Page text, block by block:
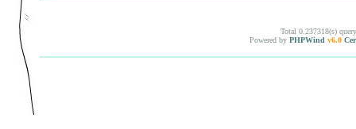
Total 0.237318(s)
Powered by PHPWind v6.0